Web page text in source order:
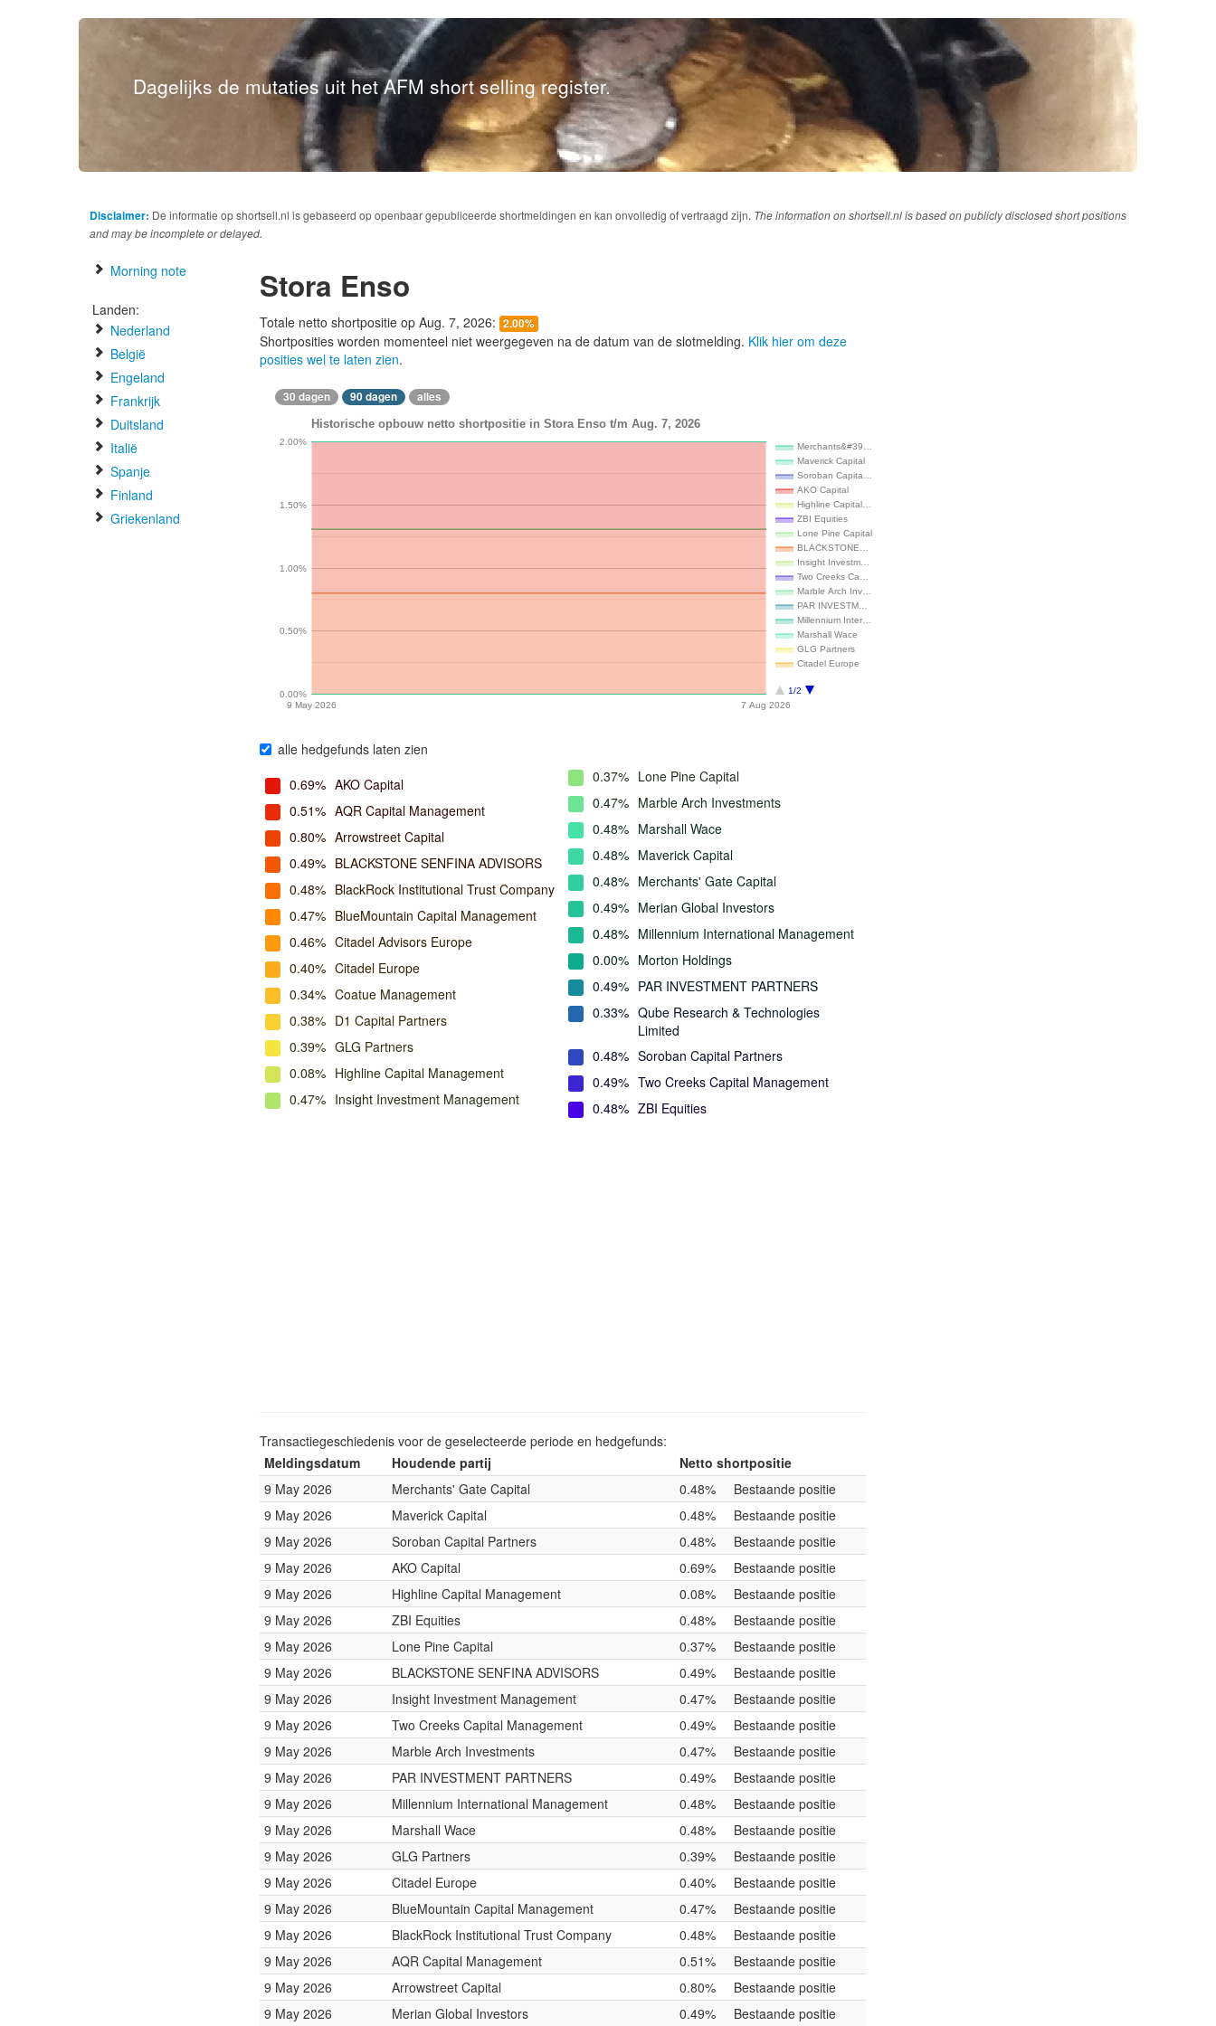
Dagelijks de mutaties uit het AFM short selling register.
Disclaimer: De informatie op shortsell.nl is gebaseerd op openbaar gepubliceerde shortmeldingen en kan onvolledig of vertraagd zijn. The information on shortsell.nl is based on publicly disclosed short positions
and may be incomplete or delayed.
Morning note
Landen:
Nederland
België
Engeland
Frankrijk
Duitsland
Italië
Spanje
Finland
Griekenland
Stora Enso
Totale netto shortpositie op Aug. 7, 2026: 2.00%
Shortposities worden momenteel niet weergegeven na de datum van de slotmelding. Klik hier om deze
posities wel te laten zien.
30 dagen 90 dagen alles
Historische opbouw netto shortpositie in Stora Enso t/m Aug. 7, 2026
Merchants&#39…
Maverick Capital
Soroban Capita…
AKO Capital
Highline Capital…
ZBI Equities
Lone Pine Capital
BLACKSTONE…
Insight Investm…
Two Creeks Ca…
Marble Arch Inv…
PAR INVESTM…
Millennium Inter…
Marshall Wace
GLG Partners
Citadel Europe
1/2
9 May 2026
7 Aug 2026
0.00%
0.50%
1.00%
1.50%
2.00%
alle hedgefunds laten zien
0.69% AKO Capital
0.51% AQR Capital Management
0.80% Arrowstreet Capital
0.49% BLACKSTONE SENFINA ADVISORS
0.48% BlackRock Institutional Trust Company
0.47% BlueMountain Capital Management
0.46% Citadel Advisors Europe
0.40% Citadel Europe
0.34% Coatue Management
0.38% D1 Capital Partners
0.39% GLG Partners
0.08% Highline Capital Management
0.47% Insight Investment Management
0.37% Lone Pine Capital
0.47% Marble Arch Investments
0.48% Marshall Wace
0.48% Maverick Capital
0.48% Merchants' Gate Capital
0.49% Merian Global Investors
0.48% Millennium International Management
0.00% Morton Holdings
0.49% PAR INVESTMENT PARTNERS
0.33% Qube Research & Technologies
Limited
0.48% Soroban Capital Partners
0.49% Two Creeks Capital Management
0.48% ZBI Equities
Transactiegeschiedenis voor de geselecteerde periode en hedgefunds:
Meldingsdatum
Houdende partij
Netto shortpositie
9 May 2026
Merchants' Gate Capital 0.48%
Bestaande positie
9 May 2026
Maverick Capital 0.48%
Bestaande positie
9 May 2026
Soroban Capital Partners 0.48%
Bestaande positie
9 May 2026
AKO Capital 0.69%
Bestaande positie
9 May 2026
Highline Capital Management 0.08%
Bestaande positie
9 May 2026
ZBI Equities 0.48%
Bestaande positie
9 May 2026
Lone Pine Capital 0.37%
Bestaande positie
9 May 2026
BLACKSTONE SENFINA ADVISORS 0.49%
Bestaande positie
9 May 2026
Insight Investment Management 0.47%
Bestaande positie
9 May 2026
Two Creeks Capital Management 0.49%
Bestaande positie
9 May 2026
Marble Arch Investments 0.47%
Bestaande positie
9 May 2026
PAR INVESTMENT PARTNERS 0.49%
Bestaande positie
9 May 2026
Millennium International Management 0.48%
Bestaande positie
9 May 2026
Marshall Wace 0.48%
Bestaande positie
9 May 2026
GLG Partners 0.39%
Bestaande positie
9 May 2026
Citadel Europe 0.40%
Bestaande positie
9 May 2026
BlueMountain Capital Management 0.47%
Bestaande positie
9 May 2026
BlackRock Institutional Trust Company 0.48%
Bestaande positie
9 May 2026
AQR Capital Management 0.51%
Bestaande positie
9 May 2026
Arrowstreet Capital 0.80%
Bestaande positie
9 May 2026
Merian Global Investors 0.49% Bestaande positie